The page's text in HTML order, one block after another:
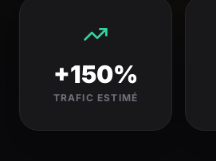
+150%
TRAFIC ESTIMÉ